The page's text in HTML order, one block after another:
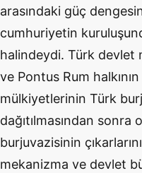
arasındaki güç
cumhuriyetin
halindeydi. Türk devlet
ve Pontus Rum
mülkiyetlerinin Türk
dağıtılmasından sonra
burjuvazisinin
mekanizma ve devlet